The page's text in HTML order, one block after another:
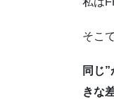
そこ
同じ
きな